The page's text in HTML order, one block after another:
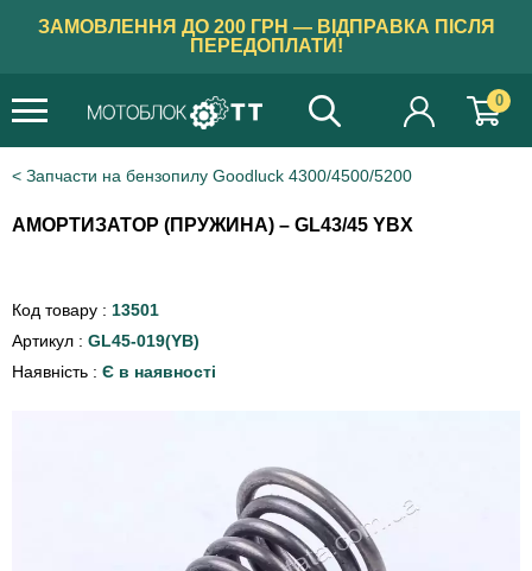
ЗАМОВЛЕННЯ ДО 200 ГРН — ВІДПРАВКА ПІСЛЯ
ПЕРЕДОПЛАТИ!
0
Запчасти на бензопилу Goodluck 4300/4500/5200
АМОРТИЗАТОР (ПРУЖИНА) – GL43/45 YBX
Код товару : 13501
Артикул : GL45-019(YB)
Наявність : Є в наявності